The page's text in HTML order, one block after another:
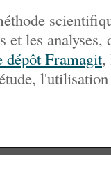
et les
dépôt Framagit,